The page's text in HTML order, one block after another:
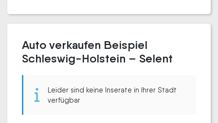
Auto verkaufen Beispiel
Schleswig-Holstein – Selent
Leider sind keine Inserate in Ihrer Stadt
verfügbar